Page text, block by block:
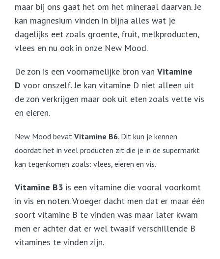
maar bij ons gaat het om het mineraal daarvan. Je
kan magnesium vinden in bijna alles wat je
dagelijks eet zoals groente, fruit, melkproducten,
vlees en nu ook in onze New Mood.
De zon is een voornamelijke bron van Vitamine
D voor onszelf. Je kan vitamine D niet alleen uit
de zon verkrijgen maar ook uit eten zoals vette vis
en eieren.
New Mood bevat Vitamine B6. Dit kun je kennen
doordat het in veel producten zit die je in de supermarkt
kan tegenkomen zoals: vlees, eieren en vis.
Vitamine B3 is een vitamine die vooral voorkomt
in vis en noten. Vroeger dacht men dat er maar één
soort vitamine B te vinden was maar later kwam
men er achter dat er wel twaalf verschillende B
vitamines te vinden zijn.